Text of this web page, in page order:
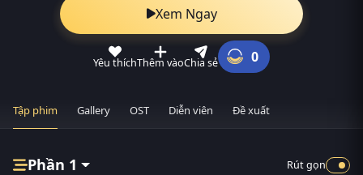
Xem Ngay
Yêu thíchThêm vàoChia sẻ 0
Tập phim Gallery OST Diễn viên Đề xuất
Phần 1 Rút gọn